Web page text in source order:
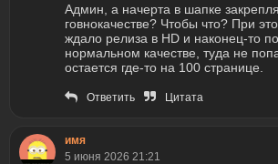
Админ, а начерта в шапке
говнокачестве? Чтобы что? При
ждало релиза в HD и наконец-то
нормальном качестве, туда не
остается где-то на 100 странице.
Ответить Цитата
имя
5 июня 2026 21:21